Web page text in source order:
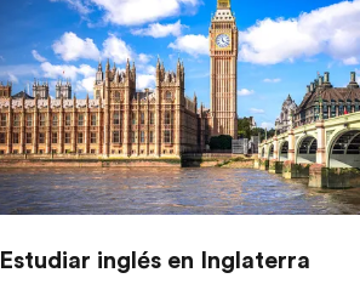
Estudiar inglés en Inglaterra